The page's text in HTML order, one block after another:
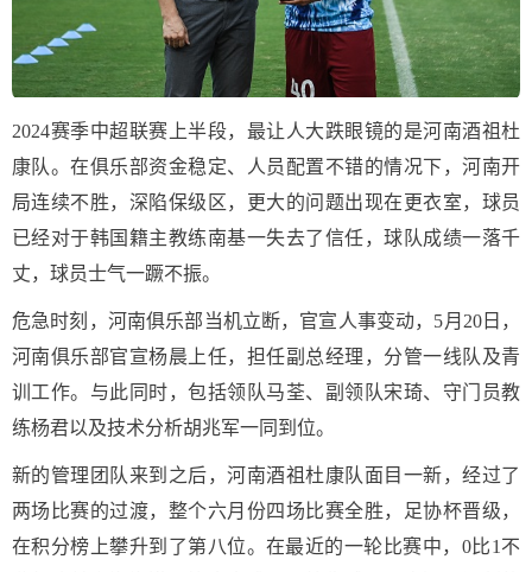
2024赛季中超联赛上半段，最让人大跌眼镜的是河南酒祖杜
康队。在俱乐部资金稳定、人员配置不错的情况下，河南开
局连续不胜，深陷保级区，更大的问题出现在更衣室，球员
已经对于韩国籍主教练南基一失去了信任，球队成绩一落千
丈，球员士气一蹶不振。
危急时刻，河南俱乐部当机立断，官宣人事变动，5月20日，
河南俱乐部官宣杨晨上任，担任副总经理，分管一线队及青
训工作。与此同时，包括领队马荃、副领队宋琦、守门员教
练杨君以及技术分析胡兆军一同到位。
新的管理团队来到之后，河南酒祖杜康队面目一新，经过了
两场比赛的过渡，整个六月份四场比赛全胜，足协杯晋级，
在积分榜上攀升到了第八位。在最近的一轮比赛中，0比1不